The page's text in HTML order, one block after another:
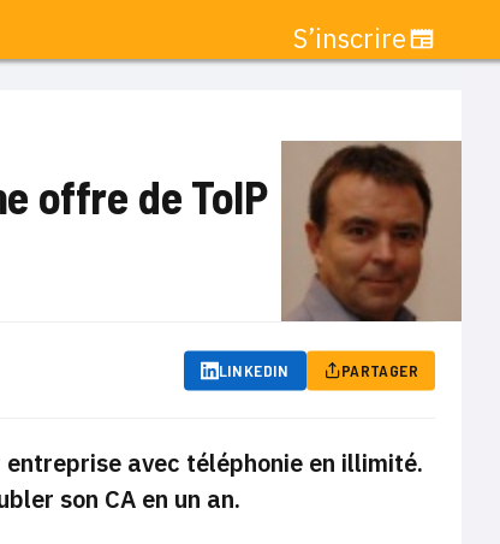
S’inscrire
offre de ToIP
LINKEDIN PARTAGER
avec téléphonie en illimité.
son CA en un an.